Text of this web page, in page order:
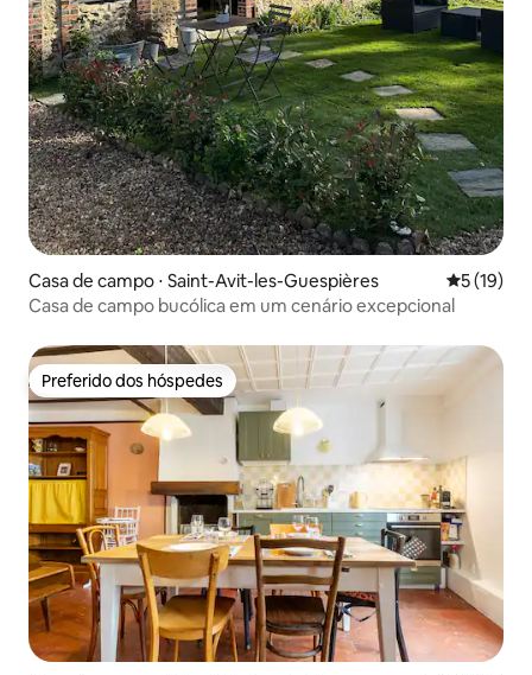
Casa de campo ⋅ Saint-Avit-les-Guespières 5 de uma
5 (19)
Casa de campo bucólica em um cenário excepcional
Preferido dos hóspedes
Preferido dos hóspedes